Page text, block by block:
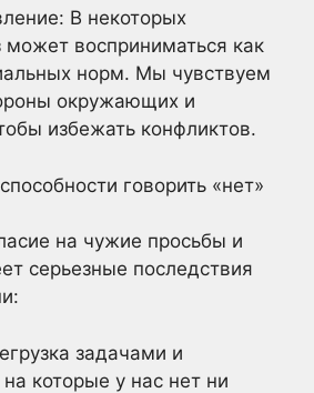
В некоторых
может восприниматься как
норм. Мы чувствуем
окружающих и
избежать конфликтов.
говорить «нет»
на чужие просьбы и
серьезные последствия
задачами и
которые у нас нет ни